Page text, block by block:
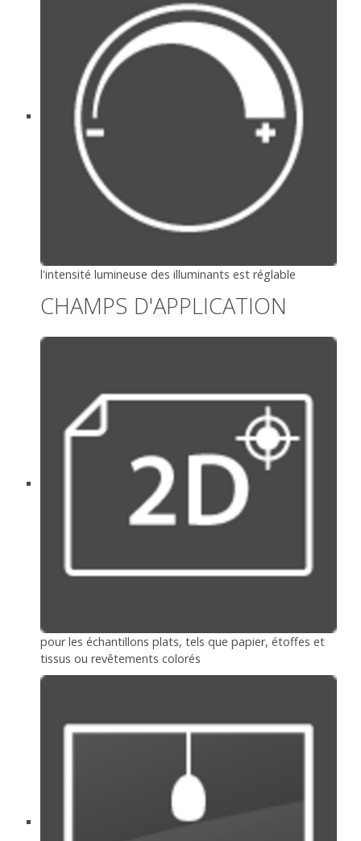
l'intensité lumineuse des illuminants est réglable
CHAMPS D'APPLICATION
pour les échantillons plats, tels que papier, étoffes et
tissus ou revêtements colorés